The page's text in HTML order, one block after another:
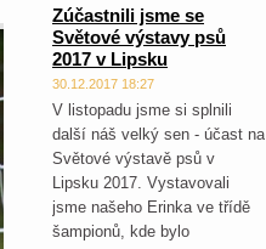
Zúčastnili jsme se
Světové výstavy psů
2017 v Lipsku
30.12.2017 18:27
V listopadu jsme si splnili
další náš velký sen - účast na
Světové výstavě psů v
Lipsku 2017. Vystavovali
jsme našeho Erinka ve třídě
šampionů, kde bylo